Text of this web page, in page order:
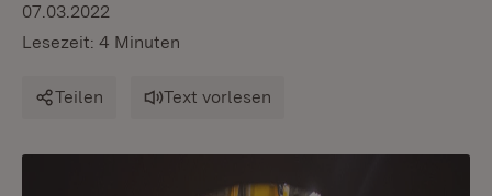
07.03.2022
Lesezeit: 4 Minuten
Teilen Text vorlesen